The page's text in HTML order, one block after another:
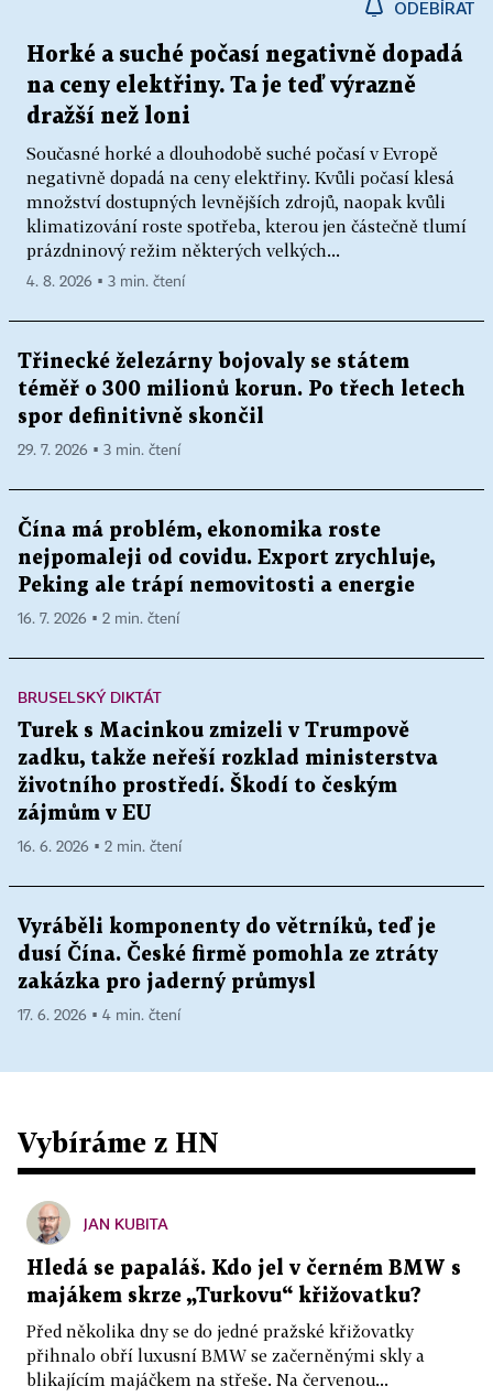
ODEBÍRAT
Horké a suché počasí negativně dopadá
na ceny elektřiny. Ta je teď výrazně
dražší než loni
Současné horké a dlouhodobě suché počasí v Evropě
negativně dopadá na ceny elektřiny. Kvůli počasí klesá
množství dostupných levnějších zdrojů, naopak kvůli
klimatizování roste spotřeba, kterou jen částečně tlumí
prázdninový režim některých velkých...
4. 8. 2026 ▪ 3 min. čtení
Třinecké železárny bojovaly se státem
téměř o 300 milionů korun. Po třech letech
spor definitivně skončil
29. 7. 2026 ▪ 3 min. čtení
Čína má problém, ekonomika roste
nejpomaleji od covidu. Export zrychluje,
Peking ale trápí nemovitosti a energie
16. 7. 2026 ▪ 2 min. čtení
BRUSELSKÝ DIKTÁT
Turek s Macinkou zmizeli v Trumpově
zadku, takže neřeší rozklad ministerstva
životního prostředí. Škodí to českým
zájmům v EU
16. 6. 2026 ▪ 2 min. čtení
Vyráběli komponenty do větrníků, teď je
dusí Čína. České firmě pomohla ze ztráty
zakázka pro jaderný průmysl
17. 6. 2026 ▪ 4 min. čtení
Vybíráme z HN
JAN KUBITA
Hledá se papaláš. Kdo jel v černém BMW s
majákem skrze „Turkovu“ křižovatku?
Před několika dny se do jedné pražské křižovatky
přihnalo obří luxusní BMW se začerněnými skly a
blikajícím majáčkem na střeše. Na červenou...